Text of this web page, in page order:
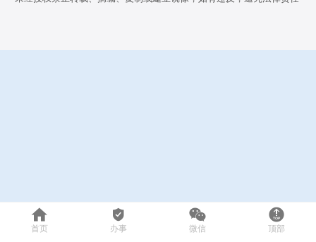

首页

办事

微信

顶部